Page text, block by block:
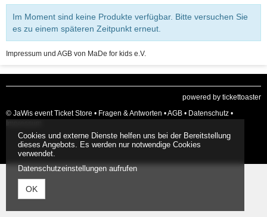
Im Moment sind keine Produkte verfügbar. Bitte versuchen Sie
es zu einem späteren Zeitpunkt erneut.
Impressum und AGB von MaDe for kids e.V.
powered by tickettoaster
© JaWis event Ticket Store • Fragen & Antworten •AGB • Datenschutz •
Cookies und externe Dienste helfen uns bei der Bereitstellung
dieses Angebots. Es werden nur notwendige Cookies
verwendet.
Datenschutzeinstellungen aufrufen
OK